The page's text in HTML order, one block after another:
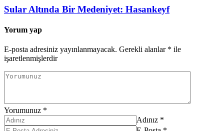
Sular Altında Bir Medeniyet: Hasankeyf
Yorum yap
E-posta adresiniz yayınlanmayacak. Gerekli alanlar * ile
işaretlenmişlerdir
Yorumunuz *
Adınız *